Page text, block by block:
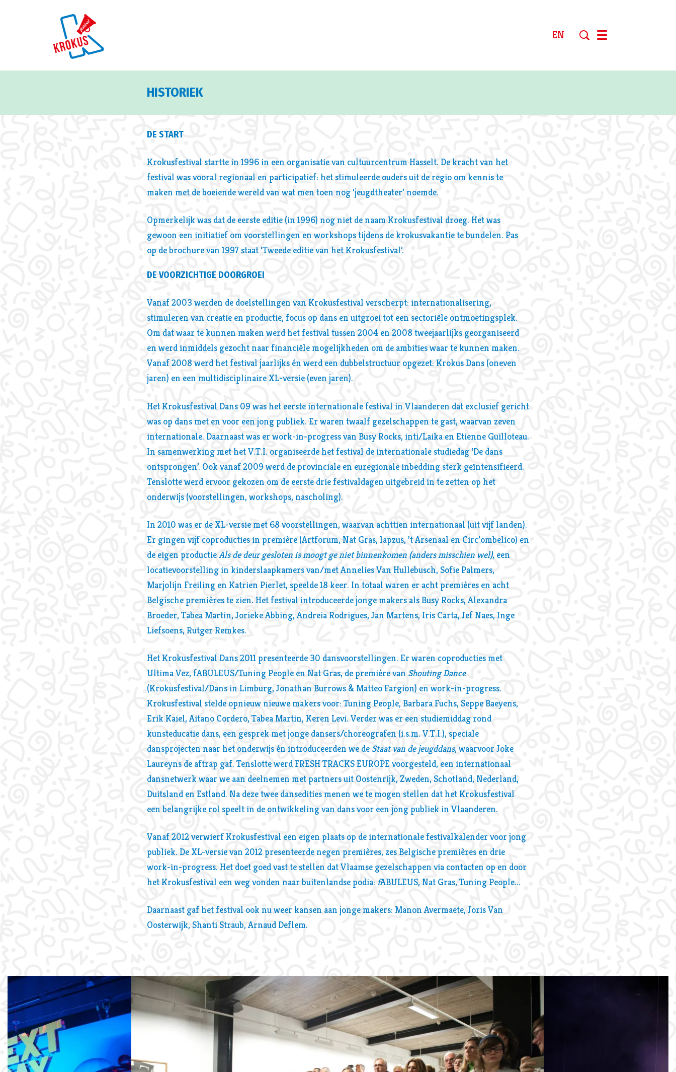
EN Menu
HISTORIEK
DE START
Krokusfestival startte in 1996 in een organisatie van cultuurcentrum Hasselt. De kracht van het
festival was vooral regionaal en participatief: het stimuleerde ouders uit de regio om kennis te
maken met de boeiende wereld van wat men toen nog ‘jeugdtheater’ noemde.
Opmerkelijk was dat de eerste editie (in 1996) nog niet de naam Krokusfestival droeg. Het was
gewoon een initiatief om voorstellingen en workshops tijdens de krokusvakantie te bundelen. Pas
op de brochure van 1997 staat ‘Tweede editie van het Krokusfestival’.
DE VOORZICHTIGE DOORGROEI
Vanaf 2003 werden de doelstellingen van Krokusfestival verscherpt: internationalisering,
stimuleren van creatie en productie, focus op dans en uitgroei tot een sectoriële ontmoetingsplek.
Om dat waar te kunnen maken werd het festival tussen 2004 en 2008 tweejaarlijks georganiseerd
en werd inmiddels gezocht naar financiële mogelijkheden om de ambities waar te kunnen maken.
Vanaf 2008 werd het festival jaarlijks én werd een dubbelstructuur opgezet: Krokus Dans (oneven
jaren) en een multidisciplinaire XL-versie (even jaren).
Het Krokusfestival Dans 09 was het eerste internationale festival in Vlaanderen dat exclusief gericht
was op dans met en voor een jong publiek. Er waren twaalf gezelschappen te gast, waarvan zeven
internationale. Daarnaast was er work-in-progress van Busy Rocks, inti/Laika en Etienne Guilloteau.
In samenwerking met het V.T.I. organiseerde het festival de internationale studiedag ‘De dans
ontsprongen’. Ook vanaf 2009 werd de provinciale en euregionale inbedding sterk geïntensifieerd.
Tenslotte werd ervoor gekozen om de eerste drie festivaldagen uitgebreid in te zetten op het
onderwijs (voorstellingen, workshops, nascholing).
In 2010 was er de XL-versie met 68 voorstellingen, waarvan achttien internationaal (uit vijf landen).
Er gingen vijf coproducties in première (Artforum, Nat Gras, lapzus, ’t Arsenaal en Circ’ombelico) en
de eigen productieAls de deur gesloten is moogt ge niet binnenkomen (anders misschien wel), een
locatievoorstelling in kinderslaapkamers van/met Annelies Van Hullebusch, Sofie Palmers,
Marjolijn Freiling en Katrien Pierlet, speelde 18 keer. In totaal waren er acht premières en acht
Belgische premières te zien. Het festival introduceerde jonge makers als Busy Rocks, Alexandra
Broeder, Tabea Martin, Jorieke Abbing, Andreia Rodrigues, Jan Martens, Iris Carta, Jef Naes, Inge
Liefsoens, Rutger Remkes.
Het Krokusfestival Dans 2011 presenteerde 30 dansvoorstellingen. Er waren coproducties met
Ultima Vez, fABULEUS/Tuning People en Nat Gras, de première van Shouting Dance
(Krokusfestival/Dans in Limburg, Jonathan Burrows & Matteo Fargion) en work-in-progress.
Krokusfestival stelde opnieuw nieuwe makers voor: Tuning People, Barbara Fuchs, Seppe Baeyens,
Erik Kaiel, Aitano Cordero, Tabea Martin, Keren Levi. Verder was er een studiemiddag rond
kunsteducatie dans, een gesprek met jonge dansers/choreografen (i.s.m. V.T.I.), speciale
dansprojecten naar het onderwijs én introduceerden we de Staat van de jeugddans, waarvoor Joke
Laureyns de aftrap gaf. Tenslotte werd FRESH TRACKS EUROPE voorgesteld, een internationaal
dansnetwerk waar we aan deelnemen met partners uit Oostenrijk, Zweden, Schotland, Nederland,
Duitsland en Estland. Na deze twee dansedities menen we te mogen stellen dat het Krokusfestival
een belangrijke rol speelt in de ontwikkeling van dans voor een jong publiek in Vlaanderen.
Vanaf 2012 verwierf Krokusfestival een eigen plaats op de internationale festivalkalender voor jong
publiek. De XL-versie van 2012 presenteerde negen premières, zes Belgische premières en drie
work-in-progress. Het doet goed vast te stellen dat Vlaamse gezelschappen via contacten op en door
het Krokusfestival een weg vonden naar buitenlandse podia: fABULEUS, Nat Gras, Tuning People...
Daarnaast gaf het festival ook nu weer kansen aan jonge makers: Manon Avermaete, Joris Van
Oosterwijk, Shanti Straub, Arnaud Deflem.
Overslaan